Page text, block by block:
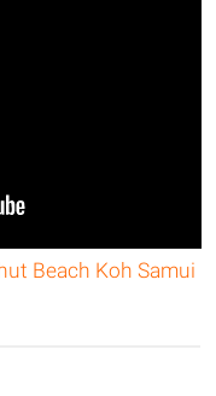
Beach Koh Samui